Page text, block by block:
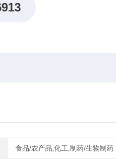
食品/农产品,化工,制药/生物制药